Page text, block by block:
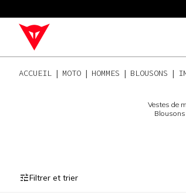
ACCUEIL MOTO HOMMES BLOUSONS
Vestes de
Filtrer et trier